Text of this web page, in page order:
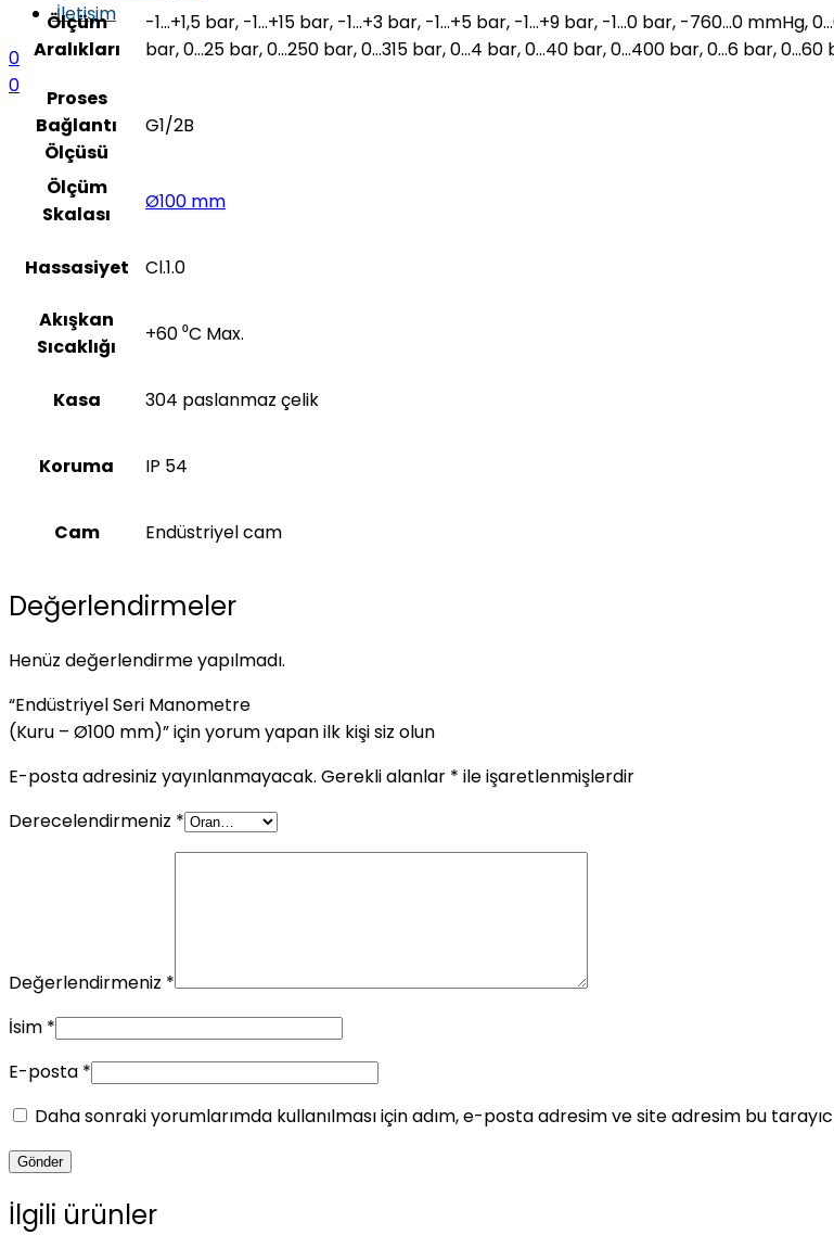
İletişim
0
0
Ölçüm
Aralıkları
-1…+1,5 bar, -1…+15 bar, -1…+3 bar, -1…+5 bar, -1…+9 bar, -1…0 bar, -760…0 mmHg,
bar, 0…25 bar, 0…250 bar, 0…315 bar, 0…4 bar, 0…40 bar, 0…400 bar, 0…6 bar,
Proses
Bağlantı
Ölçüsü
G1/2B
Ölçüm
Skalası
Ø100 mm
Hassasiyet Cl.1.0
Akışkan
Sıcaklığı
+60 ⁰C Max.
Kasa 304 paslanmaz çelik
Koruma IP 54
Cam Endüstriyel cam
Değerlendirmeler
Henüz değerlendirme yapılmadı.
“Endüstriyel Seri Manometre
(Kuru – Ø100 mm)” için yorum yapan ilk kişi siz olun
E-posta adresiniz yayınlanmayacak. Gerekli alanlar * ile işaretlenmişlerdir
Derecelendirmeniz *
Değerlendirmeniz *
İsim *
E-posta *
Daha sonraki yorumlarımda kullanılması için adım, e-posta adresim ve site adresim bu
İlgili ürünler